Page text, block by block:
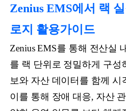
Zenius EMS에서 랙
로지 활용가이드
Zenius EMS를 통해 전산실
를 랙 단위로 정밀하게 구성
보와 자산 데이터를 함께 시
이를 통해 장애 대응, 자산